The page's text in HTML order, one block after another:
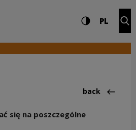
Poland
Settings and search
High contrast
PL
Back
back
się na poszczególne